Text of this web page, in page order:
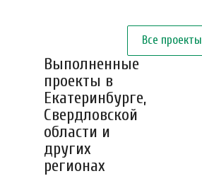
Все проекты
Выполненные
проекты в
Екатеринбурге,
Свердловской
области и
других
регионах